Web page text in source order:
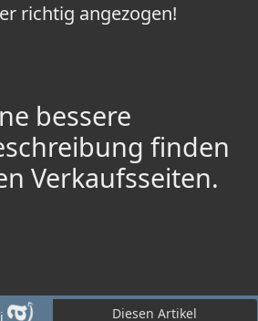
richtig angezogen!
bessere
finden
Verkaufsseiten.
Diesen Artikel